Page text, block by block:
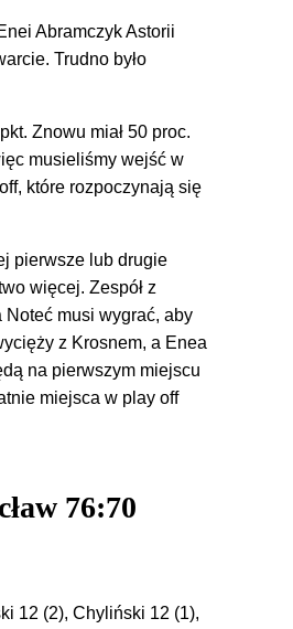
Abramczyk Astorii
Trudno było
Znowu miał 50 proc.
musieliśmy wejść w
które rozpoczynają się
pierwsze lub drugie
więcej. Zespół z
Noteć musi wygrać, aby
z Krosnem, a Enea
na pierwszym miejscu
miejsca w play off
76:70
12 (2), Chyliński 12 (1),